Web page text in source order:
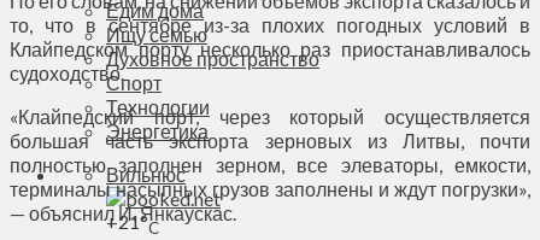
Едим дома
Ищу семью
Духовное пространство
Спорт
Технологии
Энергетика
Вильнюс
+21°C
то, что в сентябре из-за плохих погодных условий в
Клайпедском порту несколько раз приостанавливалось
судоходство.
«Клайпедский порт, через который осуществляется
большая часть экспорта зерновых из Литвы, почти
полностью заполнен зерном, все элеваторы, емкости,
терминалы насыпных грузов заполнены и ждут погрузки»,
— объяснил И. Янкаускас.